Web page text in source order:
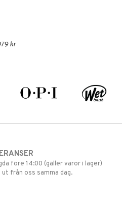
kr
före 14:00 (gäller varor i lager)
från oss samma dag.